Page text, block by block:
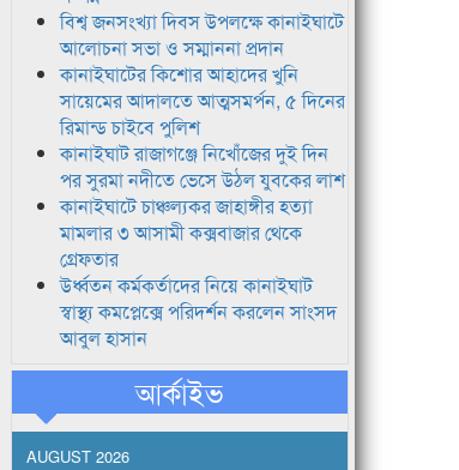
বিশ্ব জনসংখ্যা দিবস উপলক্ষে কানাইঘাটে
আলোচনা সভা ও সম্মাননা প্রদান
কানাইঘাটের কিশোর আহাদের খুনি
সায়েমের আদালতে আত্মসমর্পন, ৫ দিনের
রিমান্ড চাইবে পুলিশ
কানাইঘাট রাজাগঞ্জে নিখোঁজের দুই দিন
পর সুরমা নদীতে ভেসে উঠল যুবকের লাশ
কানাইঘাটে চাঞ্চল্যকর জাহাঙ্গীর হত্যা
মামলার ৩ আসামী কক্সবাজার থেকে
গ্রেফতার
উর্ধ্বতন কর্মকর্তাদের নিয়ে কানাইঘাট
স্বাস্থ্য কমপ্লেক্সে পরিদর্শন করলেন সাংসদ
আবুল হাসান
আর্কাইভ
AUGUST 2026